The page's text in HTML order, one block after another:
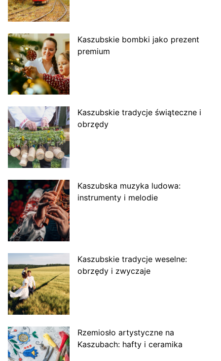
Kaszubskie bombki jako prezent
premium
Kaszubskie tradycje świąteczne i
obrzędy
Kaszubska muzyka ludowa:
instrumenty i melodie
Kaszubskie tradycje weselne:
obrzędy i zwyczaje
Rzemiosło artystyczne na
Kaszubach: hafty i ceramika